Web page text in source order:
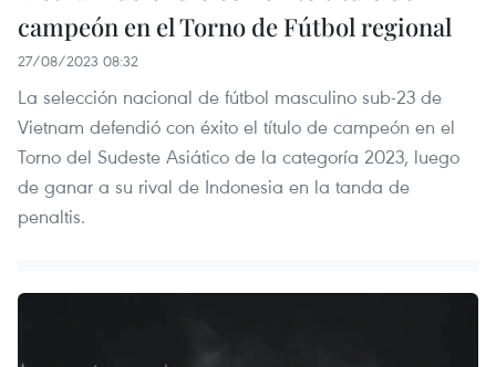
campeón en el Torno de Fútbol regional
27/08/2023 08:32
La selección nacional de fútbol masculino sub-23 de
Vietnam defendió con éxito el título de campeón en el
Torno del Sudeste Asiático de la categoría 2023, luego
de ganar a su rival de Indonesia en la tanda de
penaltis.